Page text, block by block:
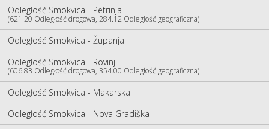
Odległość Smokvica - Petrinja
(621.20 Odległość drogowa, 284.12 Odległość geograficzna)
Odległość Smokvica - Županja
Odległość Smokvica - Rovinj
(606.83 Odległość drogowa, 354.00 Odległość geograficzna)
Odległość Smokvica - Makarska
Odległość Smokvica - Nova Gradiška